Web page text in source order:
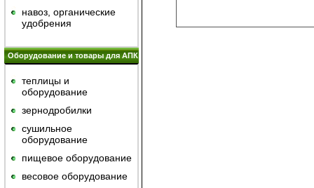
навоз, органические
удобрения
Оборудование и товары для АПК
теплицы и
оборудование
зернодробилки
сушильное
оборудование
пищевое оборудование
весовое оборудование